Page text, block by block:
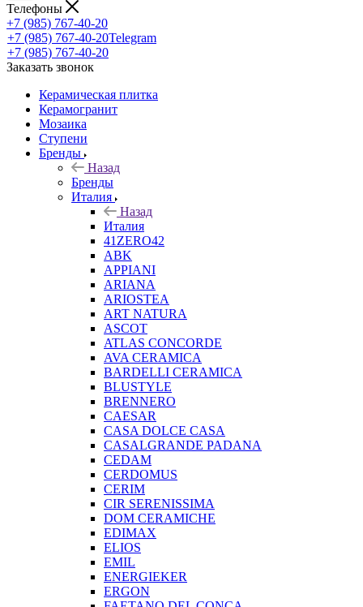
Телефоны
+7 (985) 767-40-20
+7 (985) 767-40-20Telegram
+7 (985) 767-40-20
Заказать звонок
Керамическая плитка
Керамогранит
Мозаика
Ступени
Бренды
Назад
Бренды
Италия
Назад
Италия
41ZERO42
ABK
APPIANI
ARIANA
ARIOSTEA
ART NATURA
ASCOT
ATLAS CONCORDE
AVA CERAMICA
BARDELLI CERAMICA
BLUSTYLE
BRENNERO
CAESAR
CASA DOLCE CASA
CASALGRANDE PADANA
CEDAM
CERDOMUS
CERIM
CIR SERENISSIMA
DOM CERAMICHE
EDIMAX
ELIOS
EMIL
ENERGIEKER
ERGON